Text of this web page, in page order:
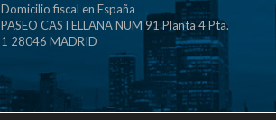
Domicilio fiscal en España
PASEO CASTELLANA NUM 91 Planta 4 Pta.
1 28046 MADRID